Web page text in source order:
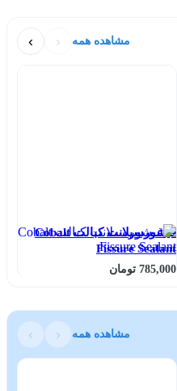
مشاهده همه ‹
›
فیشورسیلانت کبالت Cobalt
Fissure Sealant
785,000 تومان
مشاهده همه ‹
›